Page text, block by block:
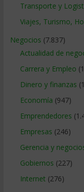
Transporte y
Viajes, Turismo,
Negocios (7.837)
Actualidad de
Carrera y Empleo
Dinero y finanzas
Economía (947)
Emprendedores
Empresas (246)
Gerencia y
Gobiernos (227)
Internet (276)